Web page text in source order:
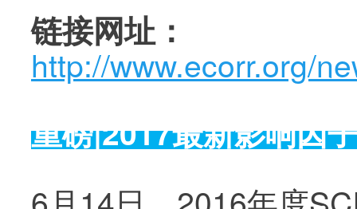
链接网址：
http://www.ecorr.org/
重磅|2017最新影响因